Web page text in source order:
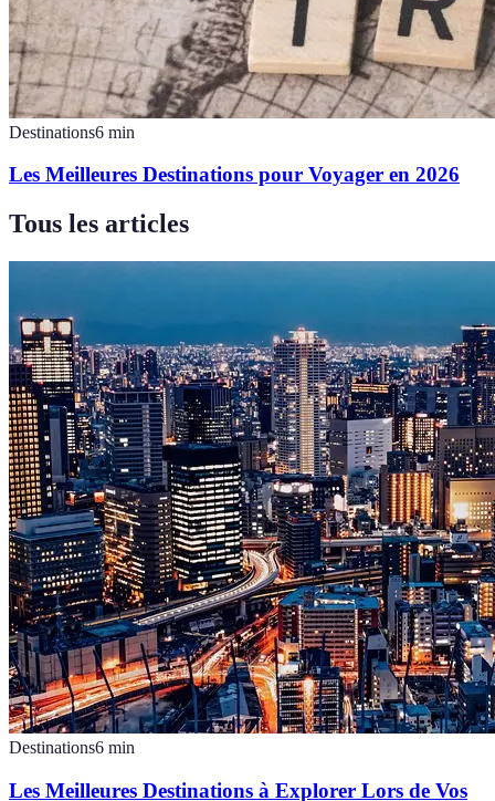
Destinations6 min
Les Meilleures Destinations pour Voyager en 2026
Tous les articles
Destinations6 min
Les Meilleures Destinations à Explorer Lors de Vos